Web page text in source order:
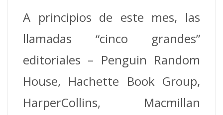
A principios de este mes, las
llamadas “cinco grandes”
editoriales – Penguin Random
House, Hachette Book Group,
HarperCollins, Macmillan